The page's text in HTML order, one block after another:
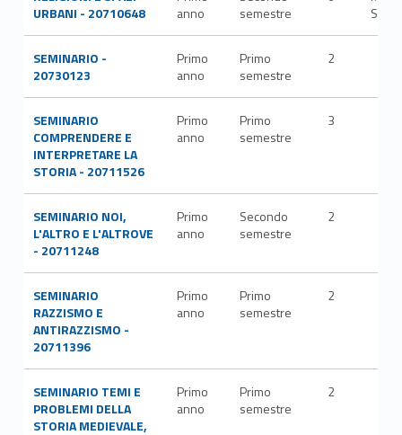
URBANI - 20710648
anno
semestre
SEMINARIO -
20730123
Primo
anno
Primo
semestre
2
SEMINARIO
COMPRENDERE E
INTERPRETARE LA
STORIA - 20711526
Primo
anno
Primo
semestre
3
SEMINARIO NOI,
L'ALTRO E L'ALTROVE
- 20711248
Primo
anno
Secondo
semestre
2
SEMINARIO
RAZZISMO E
ANTIRAZZISMO -
20711396
Primo
anno
Primo
semestre
2
SEMINARIO TEMI E
PROBLEMI DELLA
STORIA MEDIEVALE,
Primo
anno
Primo
semestre
2